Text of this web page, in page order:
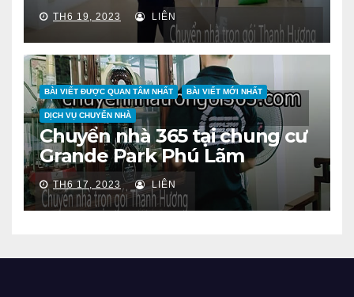
TH6 19, 2023 LIÊN
BÀI VIẾT ĐƯỢC QUAN TÂM NHẤT BÀI VIẾT MỚI NHẤT
DỊCH VỤ CHUYỂN NHÀ
Chuyển nhà 365 tại chung cư
Grande Park Phú Lãm
TH6 17, 2023 LIÊN